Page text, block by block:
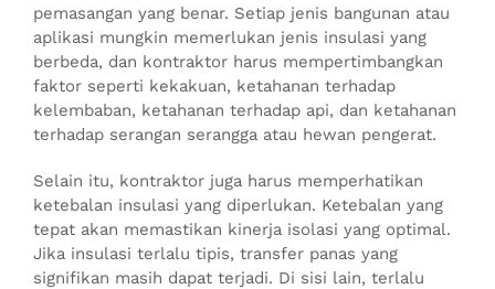
pemasangan yang benar. Setiap jenis bangunan atau
aplikasi mungkin memerlukan jenis insulasi yang
berbeda, dan kontraktor harus mempertimbangkan
faktor seperti kekakuan, ketahanan terhadap
kelembaban, ketahanan terhadap api, dan ketahanan
terhadap serangan serangga atau hewan pengerat.
Selain itu, kontraktor juga harus memperhatikan
ketebalan insulasi yang diperlukan. Ketebalan yang
tepat akan memastikan kinerja isolasi yang optimal.
Jika insulasi terlalu tipis, transfer panas yang
signifikan masih dapat terjadi. Di sisi lain, terlalu